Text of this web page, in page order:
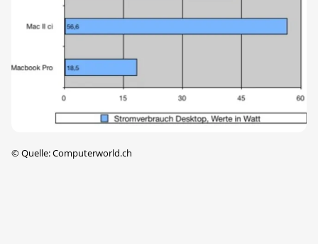
©Quelle: Computerworld.ch